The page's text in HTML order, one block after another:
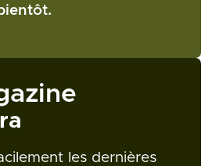
les dernières